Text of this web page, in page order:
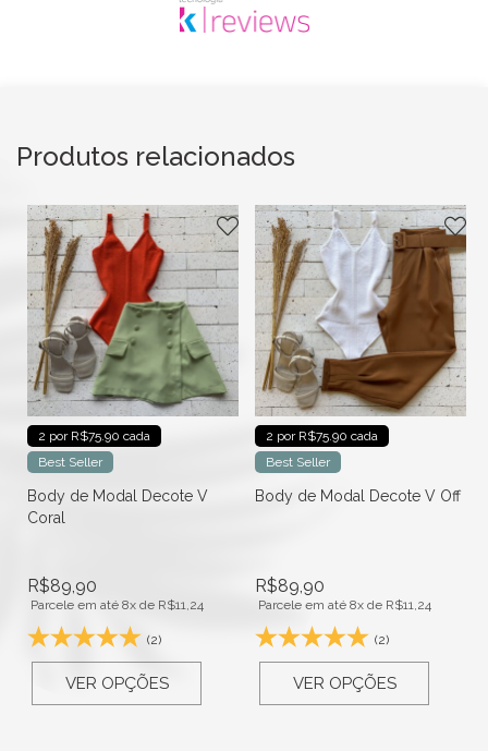
Produtos relacionados
2 por R$75.90 cada
Best Seller
Body de Modal Decote V
Coral
R$89,90
Parcele em até 8x de R$11,24
(2)
VER OPÇÕES
2 por R$75.90 cada
Best Seller
Body de Modal Decote V Off
R$89,90
Parcele em até 8x de R$11,24
(2)
VER OPÇÕES